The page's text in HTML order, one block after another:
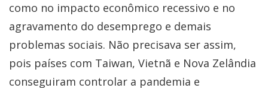
como no impacto econômico recessivo e no
agravamento do desemprego e demais
problemas sociais. Não precisava ser assim,
pois países com Taiwan, Vietnã e Nova Zelândia
conseguiram controlar a pandemia e